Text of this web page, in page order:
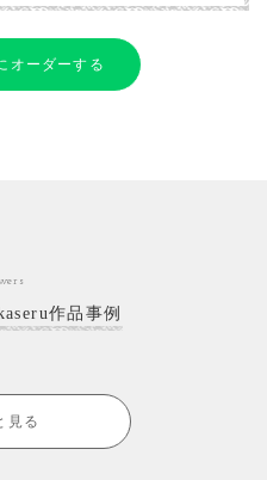
オーダーする
作品事例
見る